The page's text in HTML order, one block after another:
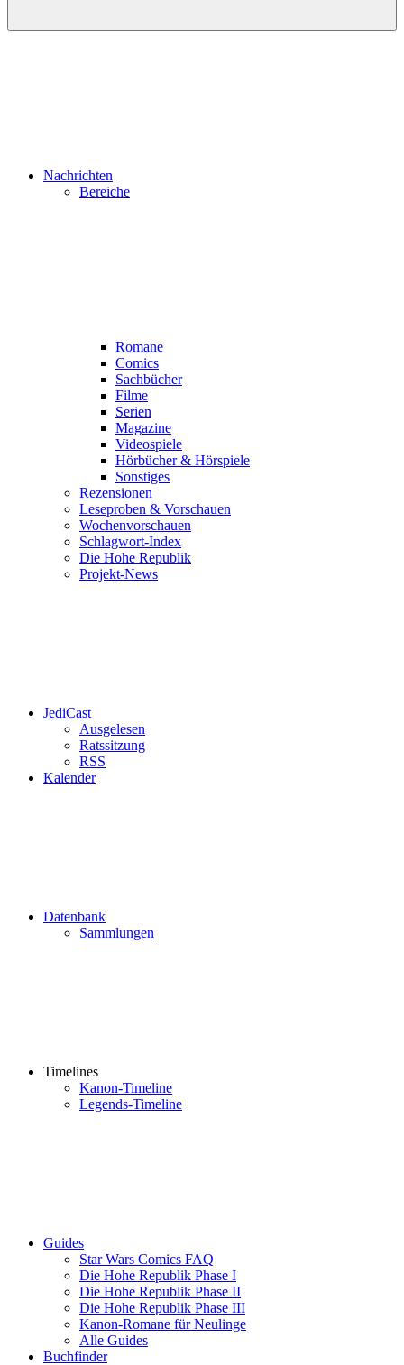
Nachrichten
Bereiche
Romane
Comics
Sachbücher
Filme
Serien
Magazine
Videospiele
Hörbücher & Hörspiele
Sonstiges
Rezensionen
Leseproben & Vorschauen
Wochenvorschauen
Schlagwort-Index
Die Hohe Republik
Projekt-News
JediCast
Ausgelesen
Ratssitzung
RSS
Kalender
Datenbank
Sammlungen
Timelines
Kanon-Timeline
Legends-Timeline
Guides
Star Wars Comics FAQ
Die Hohe Republik Phase I
Die Hohe Republik Phase II
Die Hohe Republik Phase III
Kanon-Romane für Neulinge
Alle Guides
Buchfinder